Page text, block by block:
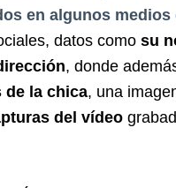
en algunos medios
datos como su
, donde
de la chica, una
del vídeo